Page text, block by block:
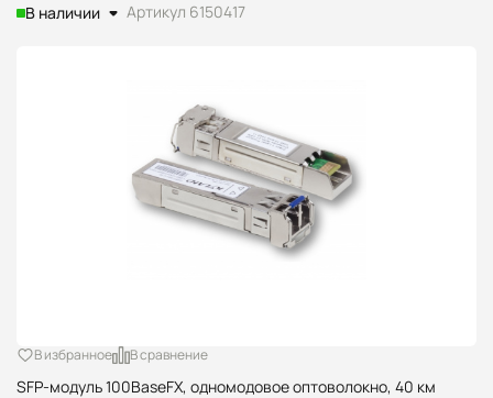
В наличии Артикул 6150417
SFP-модуль 100BaseFX, одномодовое оптоволокно, 40 км
В избранное В сравнение